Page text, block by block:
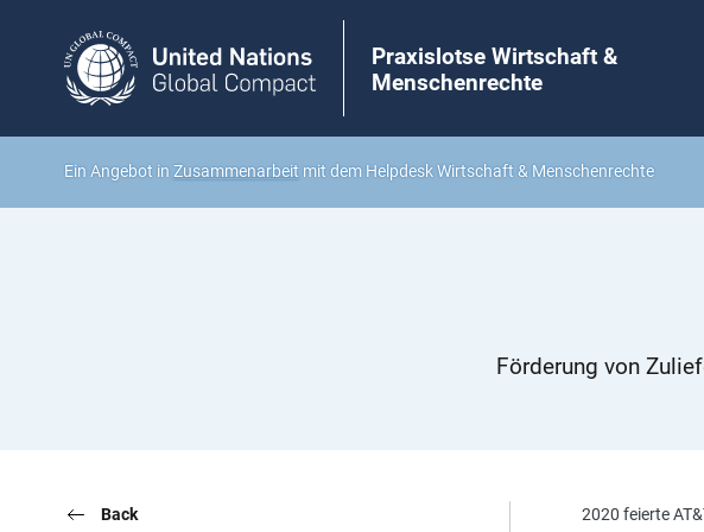
Praxislotse Wirtschaft &
Menschenrechte
Ein Angebot in Zusammenarbeit mit dem Helpdesk Wirtschaft & Menschenrechte
Förderung von
Back
2020 feierte